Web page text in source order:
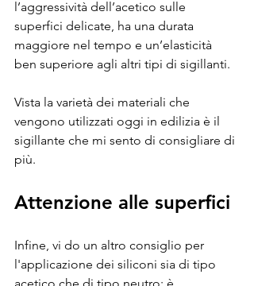
l’aggressività dell’acetico sulle
superfici delicate, ha una durata
maggiore nel tempo e un’elasticità
ben superiore agli altri tipi di sigillanti.
Vista la varietà dei materiali che
vengono utilizzati oggi in edilizia è il
sigillante che mi sento di consigliare di
più.
Attenzione alle superfici
Infine, vi do un altro consiglio per
l'applicazione dei siliconi sia di tipo